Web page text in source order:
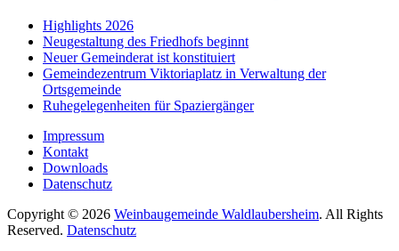
Highlights 2026
Neugestaltung des Friedhofs beginnt
Neuer Gemeinderat ist konstituiert
Gemeindezentrum Viktoriaplatz in Verwaltung der
Ortsgemeinde
Ruhegelegenheiten für Spaziergänger
Impressum
Kontakt
Downloads
Datenschutz
Copyright © 2026 Weinbaugemeinde Waldlaubersheim. All Rights
Reserved. Datenschutz